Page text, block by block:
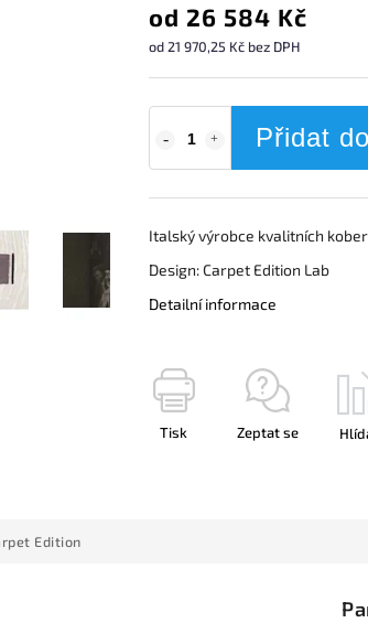
od 26 584 Kč
od21 970,25 Kč bez DPH
Přidat
Italský výrobce kvalitních
Design: Carpet Edition Lab
Detailní informace
Tisk Zeptat se
Edition